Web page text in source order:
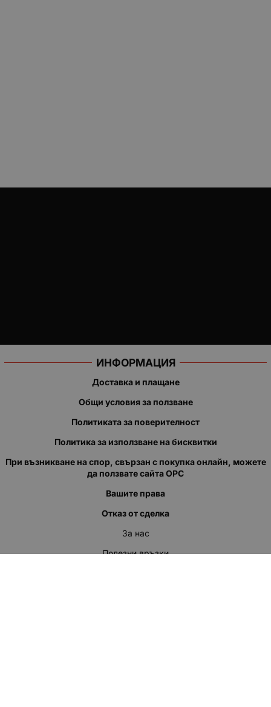
ИНФОРМАЦИЯ
Доставка и плащане
Общи условия за ползване
Политиката за поверителност
Политика за използване на бисквитки
При възникване на спор, свързан с покупка онлайн, можете
да ползвате сайта ОРС
Вашите права
Отказ от сделка
За нас
Полезни връзки